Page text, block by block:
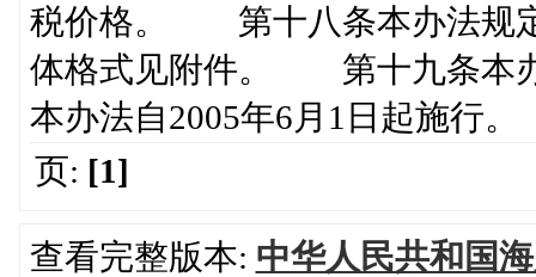
税价格。 第十八条本办法规定
体格式见附件。 第十九条本
本办法自2005年6月1日起施
页: [1]
查看完整版本: 中华人民共和国